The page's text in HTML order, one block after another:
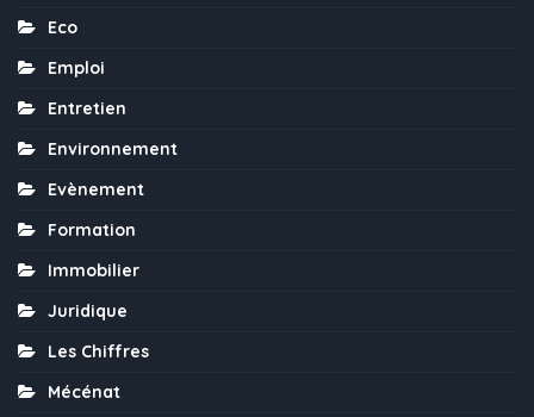
Eco
Emploi
Entretien
Environnement
Evènement
Formation
Immobilier
Juridique
Les Chiffres
Mécénat